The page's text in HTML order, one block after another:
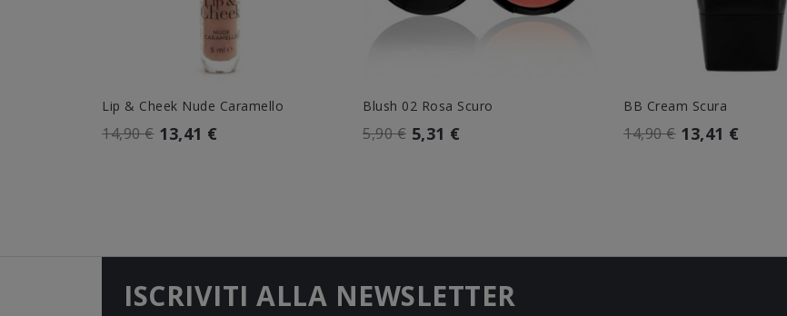
Lip & Cheek Nude Caramello
14,90 € 13,41 €
Blush 02 Rosa Scuro
5,90 € 5,31 €
BB Cream Scura
14,90 € 13,41 €
ISCRIVITI ALLA NEWSLETTER